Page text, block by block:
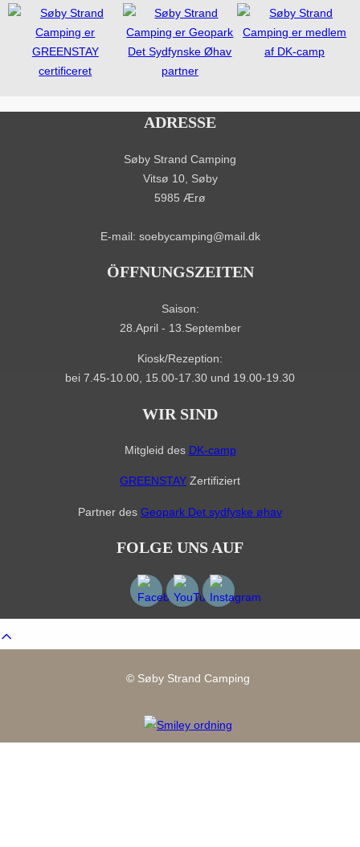
ADRESSE
Søby Strand Camping
Vitsø 10, Søby
5985 Ærø
E-mail: soebycamping@mail.dk
ÖFFNUNGSZEITEN
Saison:
28.April - 13.September
Kiosk/Rezeption:
bei 7.45-10.00, 15.00-17.30 und 19.00-19.30
WIR SIND
Mitgleid des DK-camp
GREENSTAY Zertifiziert
Partner des Geopark Det sydfyske øhav
FOLGE UNS AUF
© Søby Strand Camping